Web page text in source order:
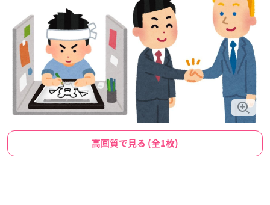
高画質で見る (全1枚)